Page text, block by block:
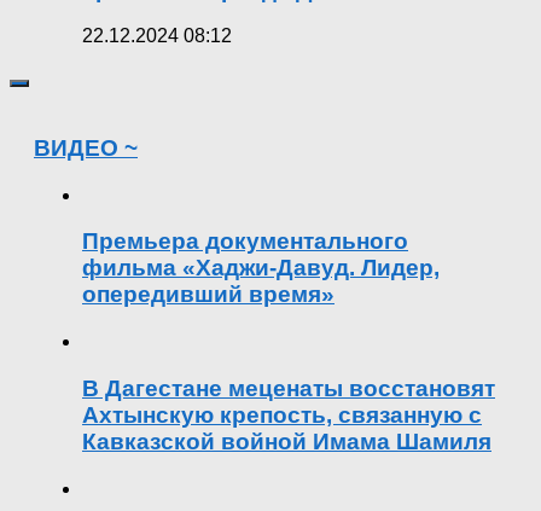
22.12.2024 08:12
ВИДЕО ~
Премьера документального
фильма «Хаджи-Давуд. Лидер,
опередивший время»
В Дагестане меценаты восстановят
Ахтынскую крепость, связанную с
Кавказской войной Имама Шамиля